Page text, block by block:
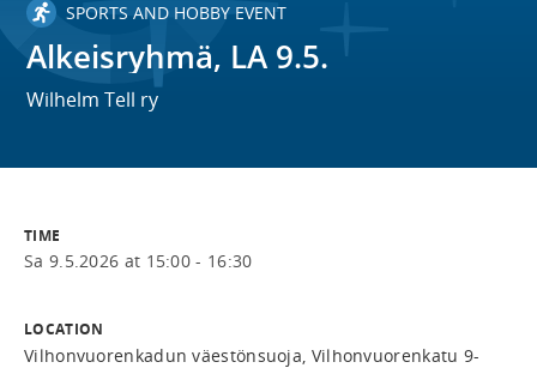
SPORTS AND HOBBY EVENT
Alkeisryhmä, LA 9.5.
Wilhelm Tell ry
TIME
Sa 9.5.2026 at 15:00 - 16:30
LOCATION
Vilhonvuorenkadun väestönsuoja, Vilhonvuorenkatu 9-